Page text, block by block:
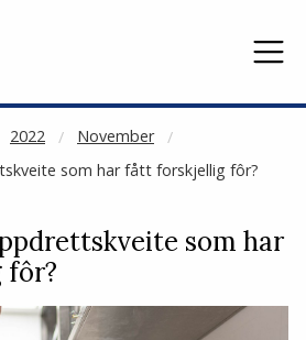
2022
November
som har fått forskjellig fôr?
som har